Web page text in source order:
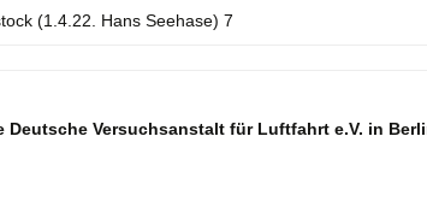
(1.4.22. Hans Seehase) 7
Versuchsanstalt für Luftfahrt e.V. in